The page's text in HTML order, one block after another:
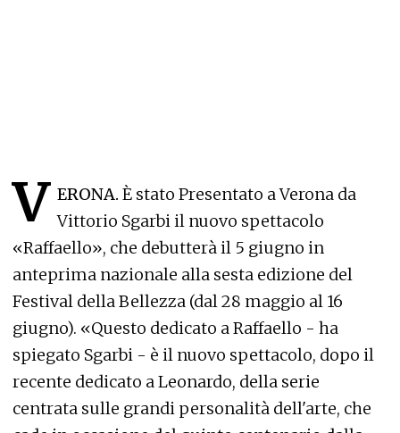
V ERONA. È stato Presentato a Verona da
Vittorio Sgarbi il nuovo spettacolo
«Raffaello», che debutterà il 5 giugno in
anteprima nazionale alla sesta edizione del
Festival della Bellezza (dal 28 maggio al 16
giugno). «Questo dedicato a Raffaello - ha
spiegato Sgarbi - è il nuovo spettacolo, dopo il
recente dedicato a Leonardo, della serie
centrata sulle grandi personalità dell'arte, che